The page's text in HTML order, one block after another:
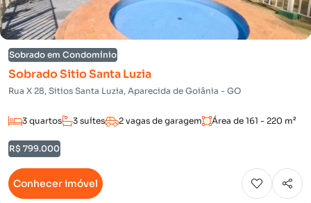
Sobrado em Condomínio
Sobrado Sitio Santa Luzia
Rua X 28, Sitios Santa Luzia, Aparecida de Goiânia - GO
3 quartos 3 suítes 2 vagas de garagem Área de 161 - 220 m²
R$ 799.000
Conhecer imóvel